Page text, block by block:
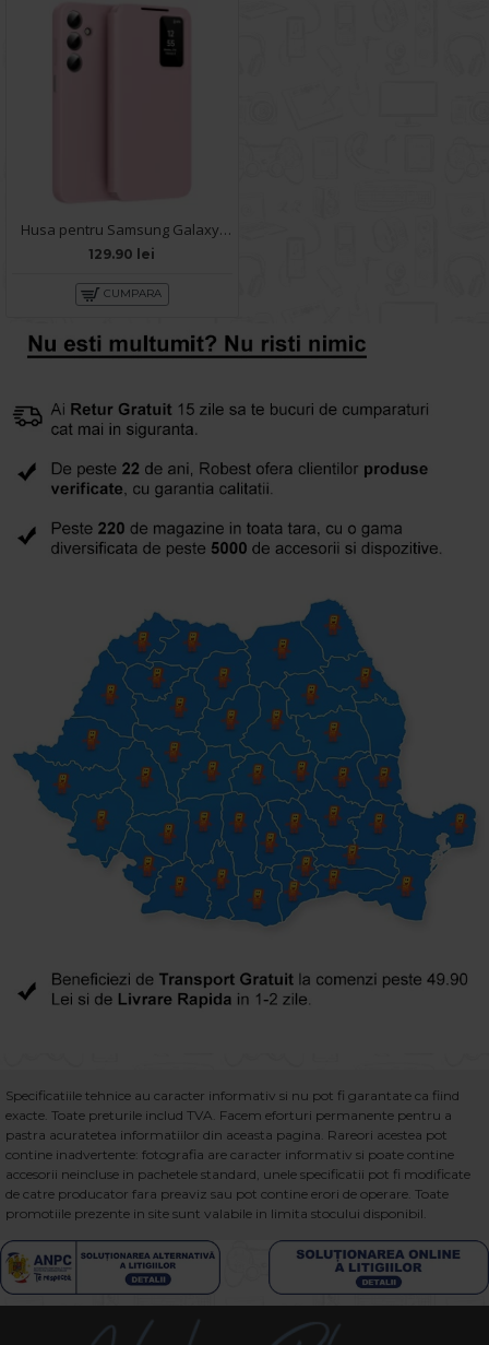
Husa pentru Samsung Galaxy A56 Smart S-View - Roz
129.90 lei
CUMPARA
Specificatiile tehnice au caracter informativ si nu pot fi garantate ca fiind
exacte. Toate preturile includ TVA. Facem eforturi permanente pentru a
pastra acuratetea informatiilor din aceasta pagina. Rareori acestea pot
contine inadvertente: fotografia are caracter informativ si poate contine
accesorii neincluse in pachetele standard, unele specificatii pot fi modificate
de catre producator fara preaviz sau pot contine erori de operare. Toate
promotiile prezente in site sunt valabile in limita stocului disponibil.